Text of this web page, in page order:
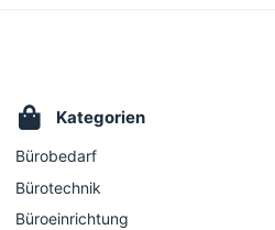
Kategorien
Bürobedarf
Bürotechnik
Büroeinrichtung